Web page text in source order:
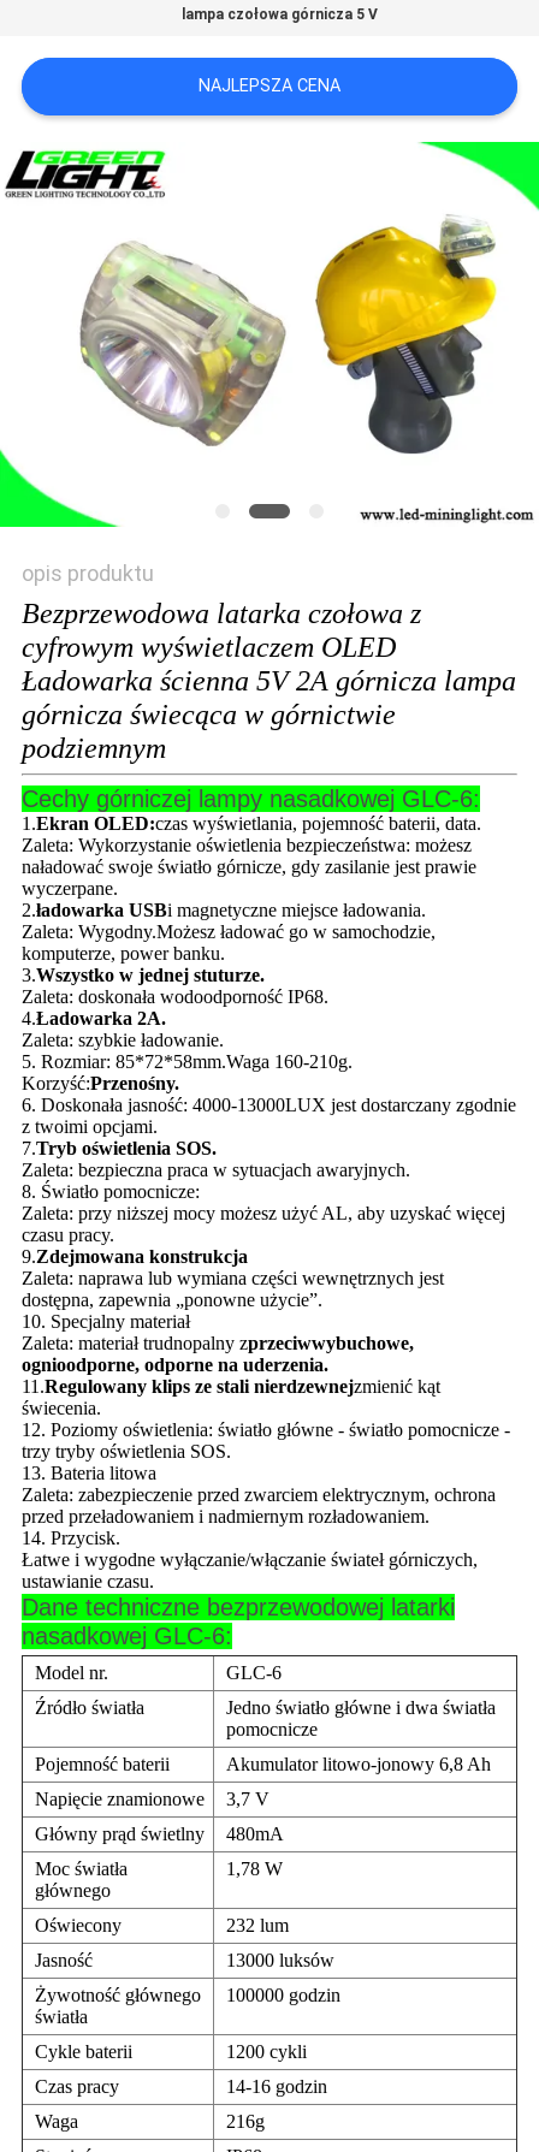
POLICY
lampa czołowa górnicza 5 V
NAJLEPSZA CENA
opis produktu
Bezprzewodowa latarka czołowa z
cyfrowym wyświetlaczem OLED
Ładowarka ścienna 5V 2A górnicza lampa
górnicza świecąca w górnictwie
podziemnym
Cechy górniczej lampy nasadkowej GLC-6:
1.Ekran OLED:czas wyświetlania, pojemność baterii, data.
Zaleta: Wykorzystanie oświetlenia bezpieczeństwa: możesz
naładować swoje światło górnicze, gdy zasilanie jest prawie
wyczerpane.
2.ładowarka USBi magnetyczne miejsce ładowania.
Zaleta: Wygodny.Możesz ładować go w samochodzie,
komputerze, power banku.
3.Wszystko w jednej stuturze.
Zaleta: doskonała wodoodporność IP68.
4.Ładowarka 2A.
Zaleta: szybkie ładowanie.
5. Rozmiar: 85*72*58mm.Waga 160-210g.
Korzyść:Przenośny.
6. Doskonała jasność: 4000-13000LUX jest dostarczany zgodnie
z twoimi opcjami.
7.Tryb oświetlenia SOS.
Zaleta: bezpieczna praca w sytuacjach awaryjnych.
8. Światło pomocnicze:
Zaleta: przy niższej mocy możesz użyć AL, aby uzyskać więcej
czasu pracy.
9.Zdejmowana konstrukcja
Zaleta: naprawa lub wymiana części wewnętrznych jest
dostępna, zapewnia „ponowne użycie”.
10. Specjalny materiał
Zaleta: materiał trudnopalny zprzeciwwybuchowe,
ognioodporne, odporne na uderzenia.
11.Regulowany klips ze stali nierdzewnejzmienić kąt
świecenia.
12. Poziomy oświetlenia: światło główne - światło pomocnicze -
trzy tryby oświetlenia SOS.
13. Bateria litowa
Zaleta: zabezpieczenie przed zwarciem elektrycznym, ochrona
przed przeładowaniem i nadmiernym rozładowaniem.
14. Przycisk.
Łatwe i wygodne wyłączanie/włączanie świateł górniczych,
ustawianie czasu.
Dane techniczne bezprzewodowej latarki
nasadkowej GLC-6:
Model nr.
GLC-6
Źródło światła
Jedno światło główne i dwa światła
pomocnicze
Pojemność baterii
Akumulator litowo-jonowy 6,8 Ah
Napięcie znamionowe
3,7 V
Główny prąd świetlny
480mA
Moc światła
głównego
1,78 W
Oświecony
232 lum
Jasność
13000 luksów
Żywotność głównego
światła
100000 godzin
Cykle baterii
1200 cykli
Czas pracy
14-16 godzin
Waga
216g